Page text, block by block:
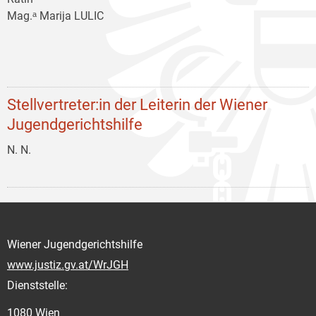
Mag.ᵃ Marija LULIC
Stellvertreter:in der Leiterin der Wiener
Jugendgerichtshilfe
N. N.
Wiener Jugendgerichtshilfe
www.justiz.gv.at/WrJGH
Dienststelle:
1080 Wien